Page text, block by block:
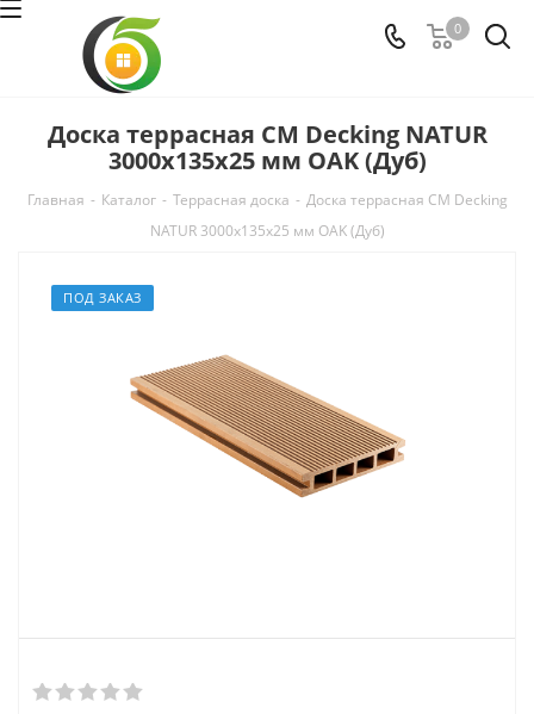
0
Доска террасная CM Decking NATUR
3000х135х25 мм OAK (Дуб)
Главная - Каталог - Террасная доска - Доска террасная CM Decking
NATUR 3000х135х25 мм OAK (Дуб)
ПОД ЗАКАЗ